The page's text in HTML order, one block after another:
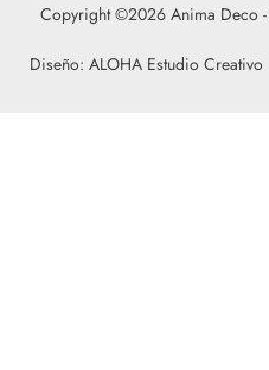
Diseño: ALOHA Estudio Creativo
Copyright ©2026 Anima Deco